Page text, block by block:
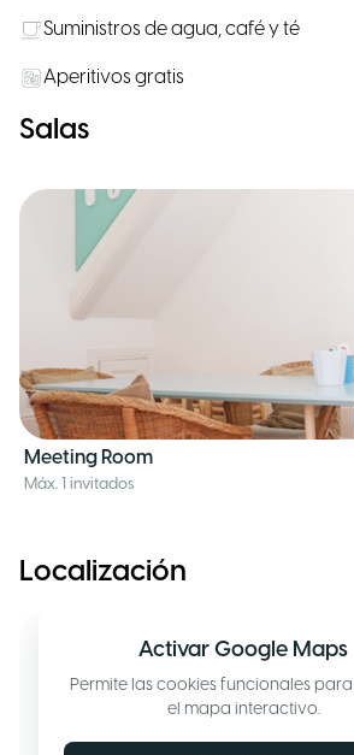
Suministros de agua, café y té
Aperitivos gratis
Salas
Meeting Room
Máx. 1 invitados
Localización
Activar Google Maps
Permite las cookies funcionales
el mapa interactivo.